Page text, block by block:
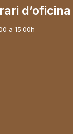
d’oficina
a 15:00h